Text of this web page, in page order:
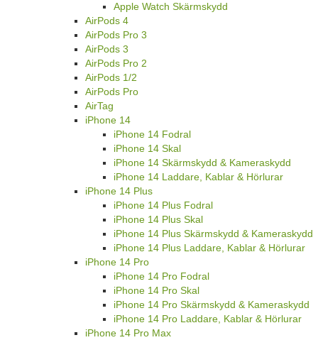
Apple Watch Skärmskydd
AirPods 4
AirPods Pro 3
AirPods 3
AirPods Pro 2
AirPods 1/2
AirPods Pro
AirTag
iPhone 14
iPhone 14 Fodral
iPhone 14 Skal
iPhone 14 Skärmskydd & Kameraskydd
iPhone 14 Laddare, Kablar & Hörlurar
iPhone 14 Plus
iPhone 14 Plus Fodral
iPhone 14 Plus Skal
iPhone 14 Plus Skärmskydd & Kameraskydd
iPhone 14 Plus Laddare, Kablar & Hörlurar
iPhone 14 Pro
iPhone 14 Pro Fodral
iPhone 14 Pro Skal
iPhone 14 Pro Skärmskydd & Kameraskydd
iPhone 14 Pro Laddare, Kablar & Hörlurar
iPhone 14 Pro Max